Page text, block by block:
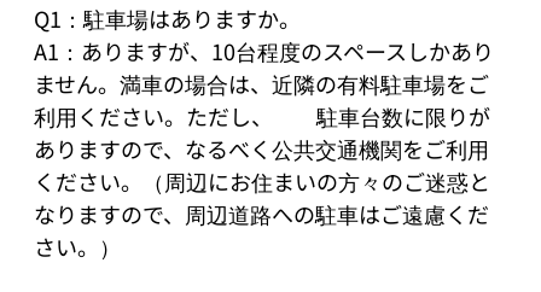
Q1：駐車場はありますか。
A1：ありますが、10台程度のスペースしかあり
ません。満車の場合は、近隣の有料駐車場をご
利用ください。ただし、　　駐車台数に限りが
ありますので、なるべく公共交通機関をご利用
ください。（周辺にお住まいの方々のご迷惑と
なりますので、周辺道路への駐車はご遠慮くだ
さい。）